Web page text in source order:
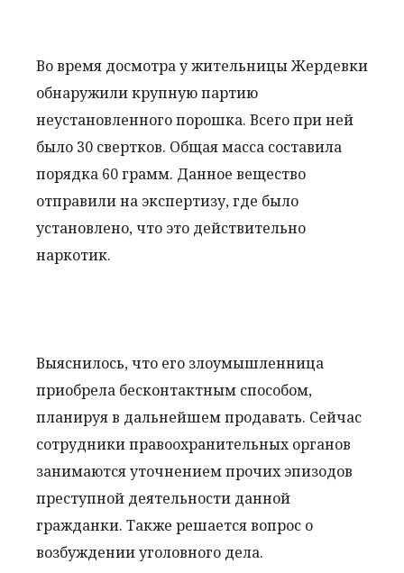
Во время досмотра у жительницы Жердевки
обнаружили крупную партию
неустановленного порошка. Всего при ней
было 30 свертков. Общая масса составила
порядка 60 грамм. Данное вещество
отправили на экспертизу, где было
установлено, что это действительно
наркотик.
Выяснилось, что его злоумышленница
приобрела бесконтактным способом,
планируя в дальнейшем продавать. Сейчас
сотрудники правоохранительных органов
занимаются уточнением прочих эпизодов
преступной деятельности данной
гражданки. Также решается вопрос о
возбуждении уголовного дела.